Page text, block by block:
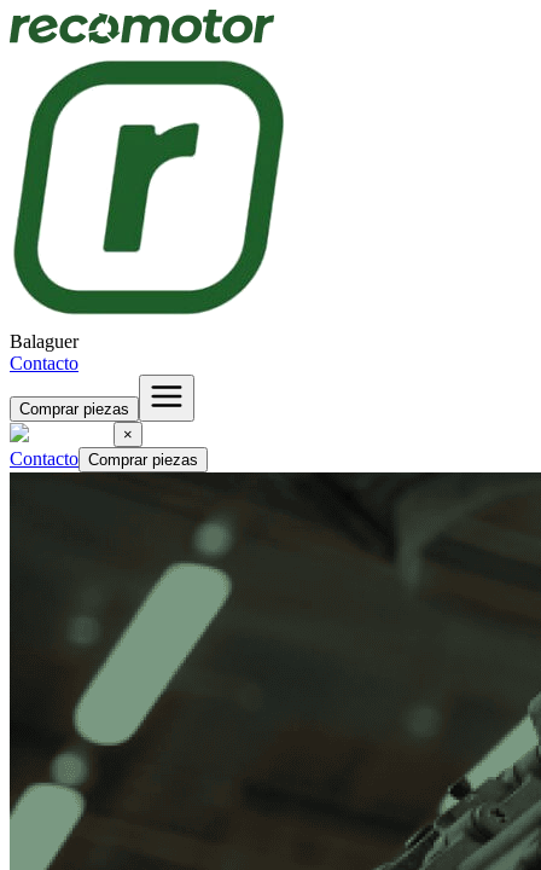
Balaguer
Contacto
Comprar piezas
×
Contacto Comprar piezas